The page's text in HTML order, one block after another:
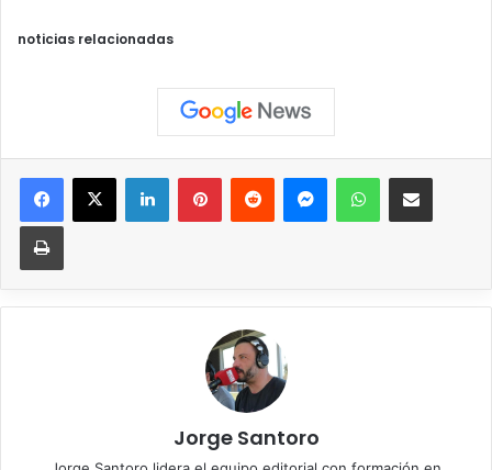
noticias relacionadas
Facebook
X LinkedInPinterestReddit MessengerWhatsAppCompartir vía correo
Imprimir
Jorge Santoro